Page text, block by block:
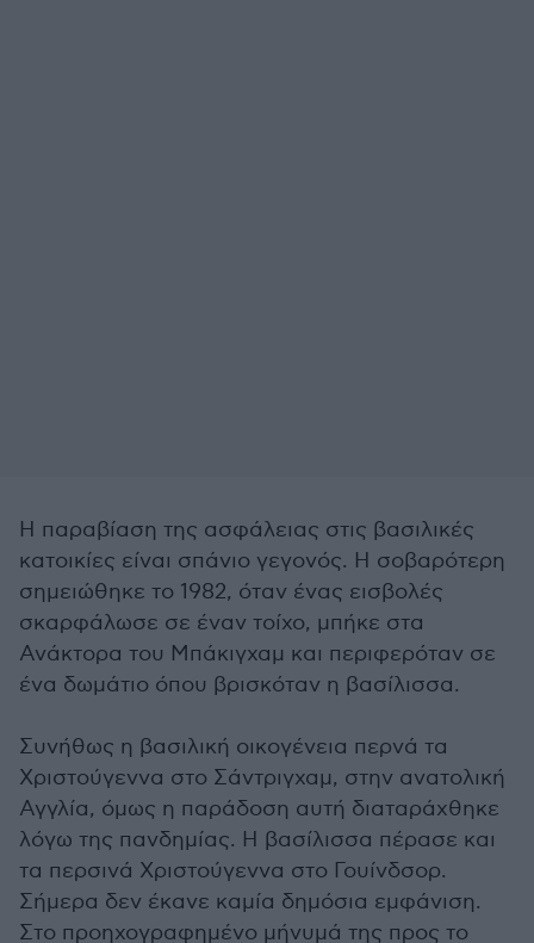
Η παραβίαση της ασφάλειας στις βασιλικές
κατοικίες είναι σπάνιο γεγονός. Η σοβαρότερη
σημειώθηκε το 1982, όταν ένας εισβολές
σκαρφάλωσε σε έναν τοίχο, μπήκε στα
Ανάκτορα του Μπάκιγχαμ και περιφερόταν σε
ένα δωμάτιο όπου βρισκόταν η βασίλισσα.
Συνήθως η βασιλική οικογένεια περνά τα
Χριστούγεννα στο Σάντριγχαμ, στην ανατολική
Αγγλία, όμως η παράδοση αυτή διαταράχθηκε
λόγω της πανδημίας. Η βασίλισσα πέρασε και
τα περσινά Χριστούγεννα στο Γουίνδσορ.
Σήμερα δεν έκανε καμία δημόσια εμφάνιση.
Στο προηχογραφημένο μήνυμά της προς το